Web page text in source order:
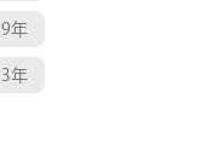
年
年